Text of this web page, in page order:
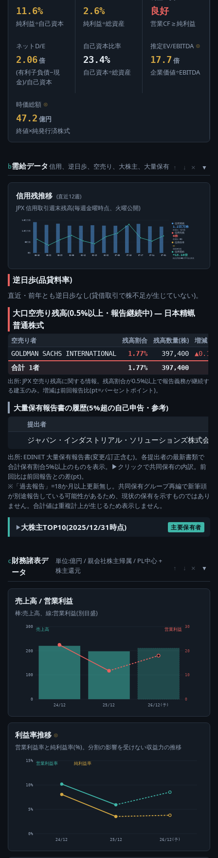
11.6%
純利益÷自己資本
2.6%
純利益÷総資産
良好
営業CF ≥ 純利益
ネットD/E
2.06 倍
(有利子負債−現
金)/自己資本
自己資本比率
23.4%
自己資本÷総資産
推定EV/EBITDA ⊙
17.7 倍
企業価値÷EBITDA
時価総額 ⊙
47.2 億円
終値×純発行済株式
b需給データ 信用、逆日歩、空売り、大株主、大量保有 ↑ ↓ ×
信用残推移 (直近12週)
JPX 信用取引週末残高(毎週金曜時点、火曜公開)
0株
50万株
1.0百万株
1.5百万株
05-15 05-22 05-29 06-05 06-12 06-19 06-26 07-03 07-10 07-17 07-24 07-31
信用買残
1.2百万株
前週比 -1万株
信用売残
0株
前週比 0株
信用倍率
―
買残÷売残
信用需給
+13.10倍
純信用残÷5日平均出来高
逆日歩(品貸料率)
直近・前年とも逆日歩なし(貸借取引で株不足が生じていない)。
大口空売り残高(0.5%以上・報告継続中) ― 日本精蝋
普通株式
空売り者 残高割合 残高数量(株) 増減
GOLDMAN SACHS INTERNATIONAL 1.77% 397,400
合計 1者
1.77% 397,400
出所: JPX 空売り残高に関する情報。残高割合が0.5%以上で報告義務が継続す
る建玉のみ。増減は前回報告比(pt=パーセントポイント)。
大量保有報告書の履歴(5%超の自己申告・参考)
提出者
ジャパン・インダストリアル・ソリューションズ株式会社
出所: EDINET 大量保有報告書(変更/訂正含む)。各提出者の最新書類で
合計保有割合5%以上のものを表示。▶クリックで共同保有の内訳。前
回比は前回報告との差(pt)。
※「過去報告」=18か月以上更新無し。共同保有グループ再編で新筆頭
が別途報告している可能性があるため、現状の保有を示すものではあり
ません。合計値は重複計上が生じるため表示しません。
大株主TOP10(2025/12/31時点) 主要保有者
c財務諸表デ
ータ
単位:億円 / 親会社株主帰属 / PL中心 +
株主還元
↑ ↓ ×
売上高 / 営業利益
棒:売上高、線:営業利益(別目盛)
0
100
200
300
0
10
20
30
24/12 25/12 26/12(予)
売上高 営業利益
利益率推移 ⊙
営業利益率と純利益率(%)。分割の影響を受けない収益力の推移
0%
5%
10%
15%
営業利益率 純利益率
24/12 25/12 26/12(予)